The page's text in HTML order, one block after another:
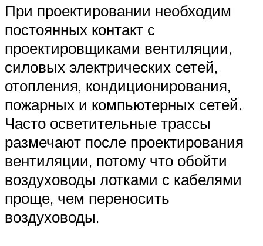
При проектировании необходим
постоянных контакт с
проектировщиками вентиляции,
силовых электрических сетей,
отопления, кондиционирования,
пожарных и компьютерных сетей.
Часто осветительные трассы
размечают после проектирования
вентиляции, потому что обойти
воздуховоды лотками с кабелями
проще, чем переносить
воздуховоды.